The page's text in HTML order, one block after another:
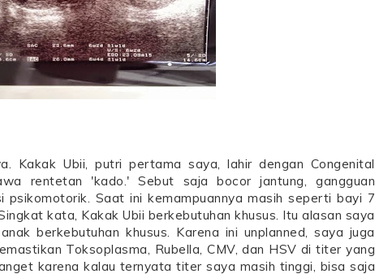
Kakak Ubii, putri pertama saya, lahir dengan Congenital
rentetan 'kado.' Sebut saja bocor jantung, gangguan
psikomotorik. Saat ini kemampuannya masih seperti bayi 7
kata, Kakak Ubii berkebutuhan khusus. Itu alasan saya
berkebutuhan khusus. Karena ini unplanned, saya juga
Toksoplasma, Rubella, CMV, dan HSV di titer yang
karena kalau ternyata titer saya masih tinggi, bisa saja